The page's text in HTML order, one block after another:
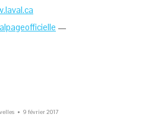
—
9 février 2017